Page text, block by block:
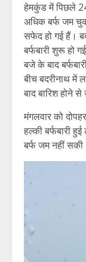
हेमकुंड में पिछले
अधिक बर्फ जम
सफेद हो गई हैं।
बर्फबारी शुरू हो
बजे के बाद
बीच बदरीनाथ में
बाद बारिश होने
मंगलवार को
हल्की बर्फबारी
बर्फ जम नहीं